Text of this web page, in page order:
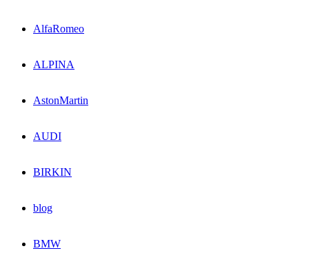
AlfaRomeo
ALPINA
AstonMartin
AUDI
BIRKIN
blog
BMW